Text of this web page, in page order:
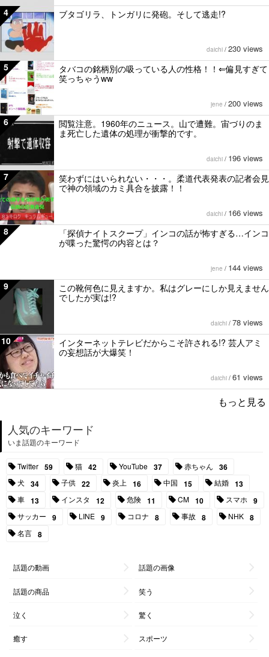
4 ブタゴリラ、トンガリに発砲。そして逃走!?
daichi / 230 views
5
タバコの銘柄別の吸っている人の性格！！⇐偏見すぎて
笑っちゃうww
jene / 200 views
6
閲覧注意。1960年のニュース。山で遭難。宙づりのま
ま死亡した遺体の処理が衝撃的です。
daichi / 196 views
7
笑わずにはいられない・・・。柔道代表発表の記者会見
で神の領域のカミ具合を披露！！
daichi / 166 views
8
「探偵ナイトスクープ」インコの話が怖すぎる…インコ
が喋った驚愕の内容とは？
jene / 144 views
9
この靴何色に見えますか。私はグレーにしか見えません
でしたが実は!?
daichi / 78 views
10
インターネットテレビだからこそ許される!? 芸人アミ
の妄想話が大爆笑！
daichi / 61 views
もっと見る
人気のキーワード
いま話題のキーワード
Twitter 59 猫 42 YouTube 37 赤ちゃん 36
犬 34 子供 22 炎上 16 中国 15 結婚 13
車 13 インスタ 12 危険 11 CM 10 スマホ 9
サッカー 9 LINE 9 コロナ 8 事故 8 NHK 8
名言 8
話題の動画 話題の画像
話題の商品 笑う
泣く 驚く
癒す スポーツ